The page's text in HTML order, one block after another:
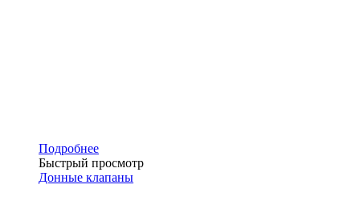
Подробнее
Быстрый просмотр
Донные клапаны